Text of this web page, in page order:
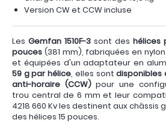
Version CW et CCW incluse
Les Gemfan 1510F-3 sont des hélices
pouces (381 mm), fabriquées en
et équipées d'un adaptateur en
59 g par hélice, elles sontdisponibles
anti-horaire (CCW)pour une
trou central de 6 mm et leur
4218 660 Kv les destinent aux
des hélices 15 pouces.